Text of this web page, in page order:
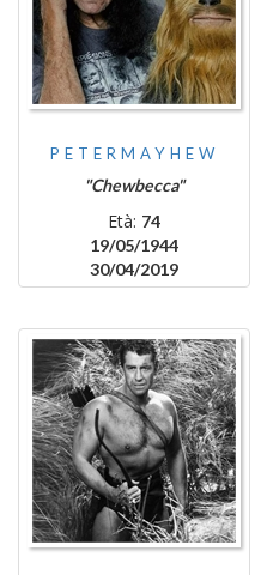
PETERMAYHEW
"Chewbecca"
Età: 74
19/05/1944
30/04/2019